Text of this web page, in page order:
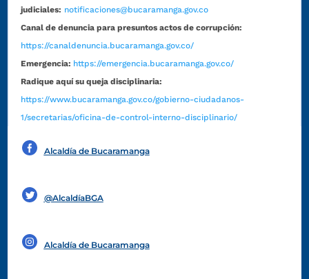
judiciales: notificaciones@bucaramanga.gov.co
Canal de denuncia para presuntos actos de corrupción:
https://canaldenuncia.bucaramanga.gov.co/
Emergencia: https://emergencia.bucaramanga.gov.co/
Radique aquí su queja disciplinaria:
https://www.bucaramanga.gov.co/gobierno-ciudadanos-
1/secretarias/oficina-de-control-interno-disciplinario/
Alcaldía de Bucaramanga
@AlcaldíaBGA
Alcaldía de Bucaramanga